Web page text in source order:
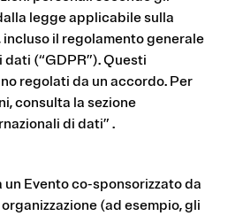
legge applicabile sulla
il regolamento generale
(“GDPR”). Questi
regolati da un accordo. Per
consulta la sezione
di dati” .
Evento co-sponsorizzato da
(ad esempio, gli